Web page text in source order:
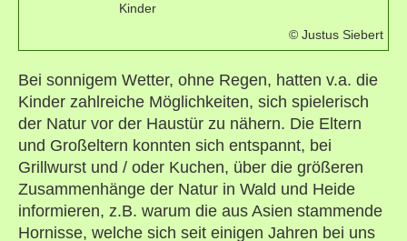
Kinder
© Justus Siebert
Bei sonnigem Wetter, ohne Regen, hatten v.a. die
Kinder zahlreiche Möglichkeiten, sich spielerisch
der Natur vor der Haustür zu nähern. Die Eltern
und Großeltern konnten sich entspannt, bei
Grillwurst und / oder Kuchen, über die größeren
Zusammenhänge der Natur in Wald und Heide
informieren, z.B. warum die aus Asien stammende
Hornisse, welche sich seit einigen Jahren bei uns